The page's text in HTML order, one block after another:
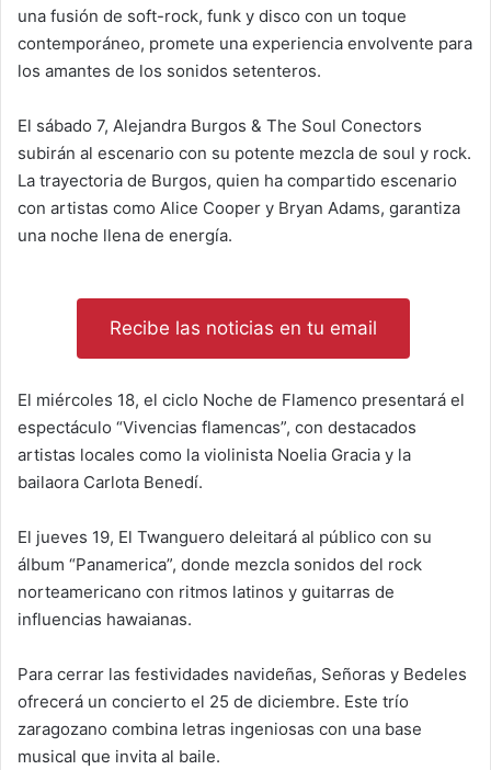
una fusión de soft-rock, funk y disco con un toque
contemporáneo, promete una experiencia envolvente para
los amantes de los sonidos setenteros.
El sábado 7, Alejandra Burgos & The Soul Conectors
subirán al escenario con su potente mezcla de soul y rock.
La trayectoria de Burgos, quien ha compartido escenario
con artistas como Alice Cooper y Bryan Adams, garantiza
una noche llena de energía.
Recibe las noticias en tu email
El miércoles 18, el ciclo Noche de Flamenco presentará el
espectáculo “Vivencias flamencas”, con destacados
artistas locales como la violinista Noelia Gracia y la
bailaora Carlota Benedí.
El jueves 19, El Twanguero deleitará al público con su
álbum “Panamerica”, donde mezcla sonidos del rock
norteamericano con ritmos latinos y guitarras de
influencias hawaianas.
Para cerrar las festividades navideñas, Señoras y Bedeles
ofrecerá un concierto el 25 de diciembre. Este trío
zaragozano combina letras ingeniosas con una base
musical que invita al baile.